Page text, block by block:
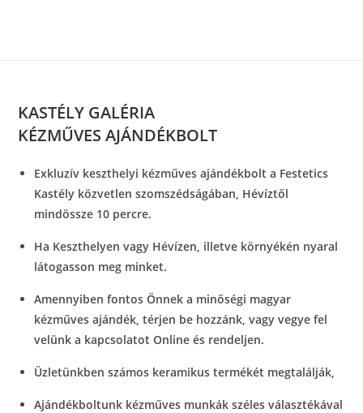
KASTÉLY GALÉRIA
KÉZMŰVES AJÁNDÉKBOLT
Exkluzív keszthelyi kézműves ajándékbolt a Festetics
Kastély közvetlen szomszédságában, Hévíztől
mindössze 10 percre.
Ha Keszthelyen vagy Hévízen, illetve környékén nyaral
látogasson meg minket.
Amennyiben fontos Önnek a minőségi magyar
kézműves ajándék, térjen be hozzánk, vagy vegye fel
velünk a kapcsolatot Online és rendeljen.
Üzletünkben számos keramikus termékét megtalálják,
Ajándékboltunk kézműves munkák széles választékával